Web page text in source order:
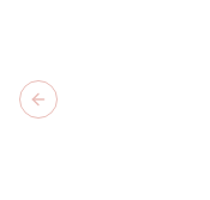
Previous slide